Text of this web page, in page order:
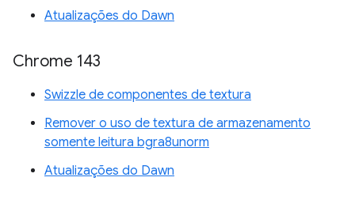
Atualizações do Dawn
Chrome 143
Swizzle de componentes de textura
Remover o uso de textura de armazenamento
somente leitura bgra8unorm
Atualizações do Dawn